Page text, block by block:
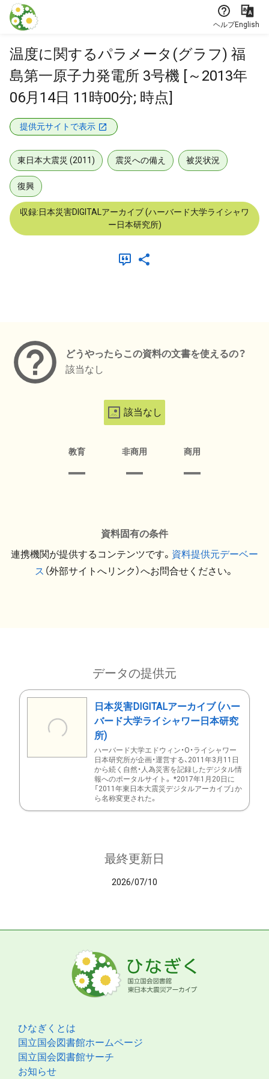
本文に飛ぶ
ヘルプEnglish
温度に関するパラメータ(グラフ) 福
島第一原子力発電所 3号機 [～2013年
06月14日 11時00分; 時点]
提供元サイトで表示
東日本大震災 (2011) 震災への備え 被災状況
復興
収録:日本災害DIGITALアーカイブ (ハーバード大学ライシャワ
ー日本研究所)
どうやったらこの資料の文書を使えるの？
該当なし
該当なし
教育 非商用 商用
資料固有の条件
連携機関が提供するコンテンツです。 資料提供元デーベー
ス （外部サイトへリンク）へお問合せください。
データの提供元
日本災害DIGITALアーカイブ (ハー
バード大学ライシャワー日本研究
所)
ハーバード大学エドウィン・O・ライシャワー
日本研究所が企画・運営する、2011年3月11日
から続く自然・人為災害を記録したデジタル情
報へのポータルサイト。 *2017年1月20日に
「2011年東日本大震災デジタルアーカイブ」か
ら名称変更された。
最終更新日
2026/07/10
ひなぎくとは
国立国会図書館ホームページ
国立国会図書館サーチ
お知らせ